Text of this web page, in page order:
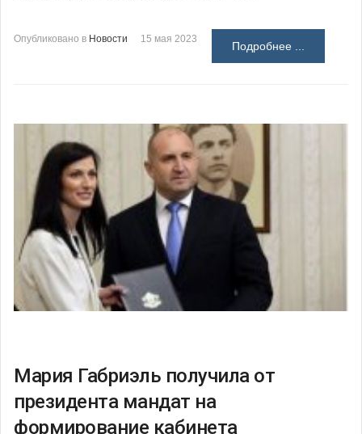
Опубликовано в Новости 15 мая 2023
Подробнее ...
Мария Габриэль получила от
президента мандат на
формирование кабинета